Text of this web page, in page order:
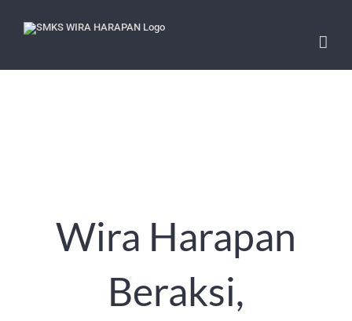
Wira Harapan
Beraksi,